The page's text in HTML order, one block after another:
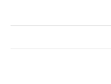
Sfoara si franghii
Suruburi, dibluri si
Solutii pentru